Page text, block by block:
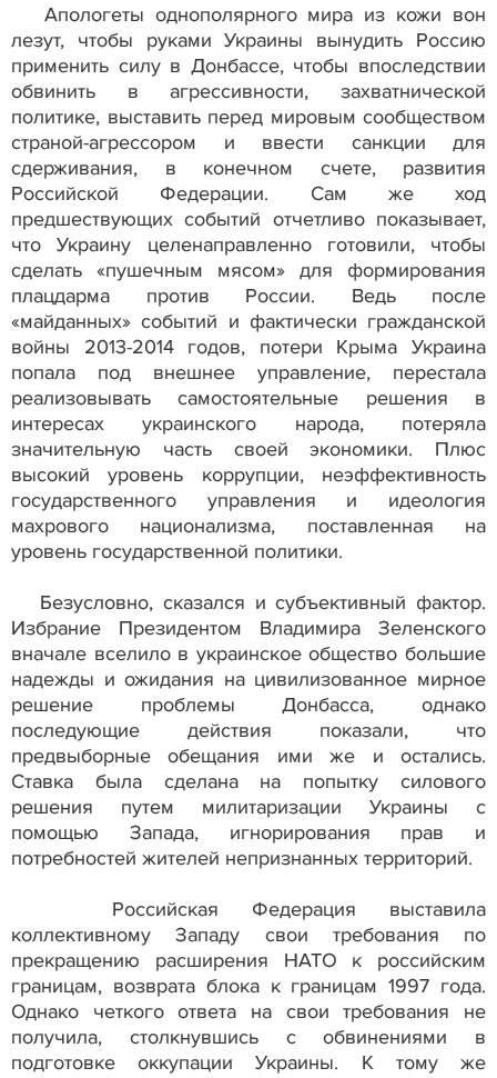
Апологеты однополярного мира из кожи вон
лезут, чтобы руками Украины вынудить Россию
применить силу в Донбассе, чтобы впоследствии
обвинить в агрессивности, захватнической
политике, выставить перед мировым сообществом
страной-агрессором и ввести санкции для
сдерживания, в конечном счете, развития
Российской Федерации. Сам же ход
предшествующих событий отчетливо показывает,
что Украину целенаправленно готовили, чтобы
сделать «пушечным мясом» для формирования
плацдарма против России. Ведь после
«майданных» событий и фактически гражданской
войны 2013-2014 годов, потери Крыма Украина
попала под внешнее управление, перестала
реализовывать самостоятельные решения в
интересах украинского народа, потеряла
значительную часть своей экономики. Плюс
высокий уровень коррупции, неэффективность
государственного управления и идеология
махрового национализма, поставленная на
уровень государственной политики.
Безусловно, сказался и субъективный фактор.
Избрание Президентом Владимира Зеленского
вначале вселило в украинское общество большие
надежды и ожидания на цивилизованное мирное
решение проблемы Донбасса, однако
последующие действия показали, что
предвыборные обещания ими же и остались.
Ставка была сделана на попытку силового
решения путем милитаризации Украины с
помощью Запада, игнорирования прав и
потребностей жителей непризнанных территорий.
Российская Федерация выставила
коллективному Западу свои требования по
прекращению расширения НАТО к российским
границам, возврата блока к границам 1997 года.
Однако четкого ответа на свои требования не
получила, столкнувшись с обвинениями в
подготовке оккупации Украины. К тому же